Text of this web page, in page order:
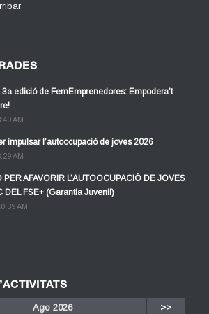
edició de FemEmprenedores: Empodera’t
AM
impulsar l’autoocupació de joves 2026
AM
PER AFAVORIR L’AUTOOCUPACIÓ DE JOVES
DEL FSE+ (Garantia Juvenil)
AM
Ago 2026
>>